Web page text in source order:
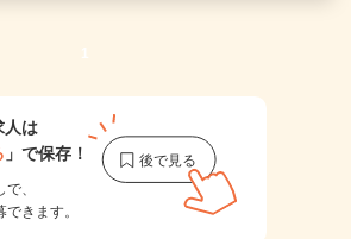
1
人は
」で保存！
、
きます。